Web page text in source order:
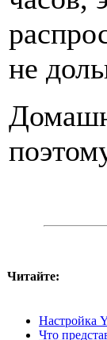
не
Читайте:
Настройка
Что